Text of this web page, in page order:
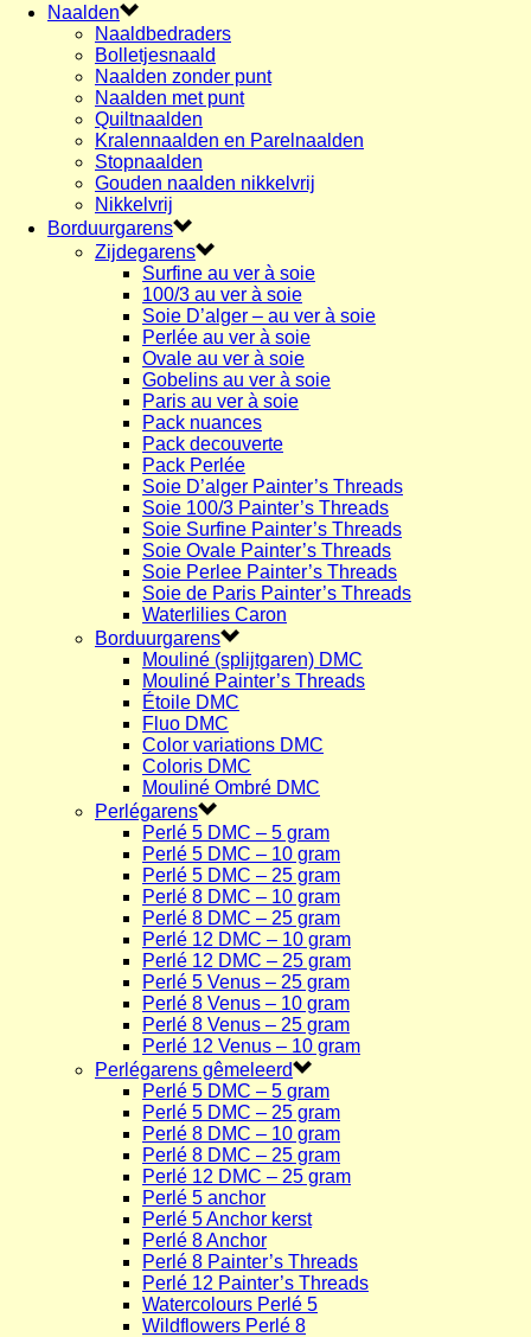
Naalden
Naaldbedraders
Bolletjesnaald
Naalden zonder punt
Naalden met punt
Quiltnaalden
Kralennaalden en Parelnaalden
Stopnaalden
Gouden naalden nikkelvrij
Nikkelvrij
Borduurgarens
Zijdegarens
Surfine au ver à soie
100/3 au ver à soie
Soie D’alger – au ver à soie
Perlée au ver à soie
Ovale au ver à soie
Gobelins au ver à soie
Paris au ver à soie
Pack nuances
Pack decouverte
Pack Perlée
Soie D’alger Painter’s Threads
Soie 100/3 Painter’s Threads
Soie Surfine Painter’s Threads
Soie Ovale Painter’s Threads
Soie Perlee Painter’s Threads
Soie de Paris Painter’s Threads
Waterlilies Caron
Borduurgarens
Mouliné (splijtgaren) DMC
Mouliné Painter’s Threads
Étoile DMC
Fluo DMC
Color variations DMC
Coloris DMC
Mouliné Ombré DMC
Perlégarens
Perlé 5 DMC – 5 gram
Perlé 5 DMC – 10 gram
Perlé 5 DMC – 25 gram
Perlé 8 DMC – 10 gram
Perlé 8 DMC – 25 gram
Perlé 12 DMC – 10 gram
Perlé 12 DMC – 25 gram
Perlé 5 Venus – 25 gram
Perlé 8 Venus – 10 gram
Perlé 8 Venus – 25 gram
Perlé 12 Venus – 10 gram
Perlégarens gêmeleerd
Perlé 5 DMC – 5 gram
Perlé 5 DMC – 25 gram
Perlé 8 DMC – 10 gram
Perlé 8 DMC – 25 gram
Perlé 12 DMC – 25 gram
Perlé 5 anchor
Perlé 5 Anchor kerst
Perlé 8 Anchor
Perlé 8 Painter’s Threads
Perlé 12 Painter’s Threads
Watercolours Perlé 5
Wildflowers Perlé 8